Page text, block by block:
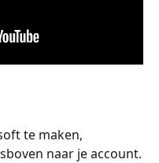
te maken,
naar je account.